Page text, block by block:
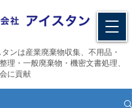
ンは産業廃棄物収集、不用品・
理・一般廃棄物・機密文書処理、
に貢献